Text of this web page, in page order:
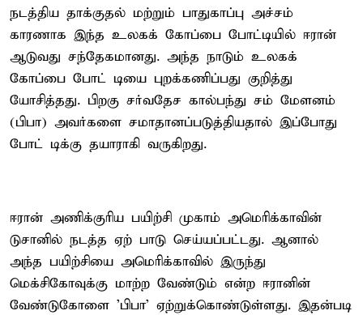
நடத்திய தாக்குதல் மற்றும் பாதுகாப்பு அச்சம்
காரணாக இந்த உலகக் கோப்பை போட்டியில் ஈரான்
ஆடுவது சந்தேகமானது. அந்த நாடும் உலகக்
கோப்பை போட் டியை புறக்கணிப்பது குறித்து
யோசித்தது. பிறகு சர்வதேச கால்பந்து சம் மேளனம்
(பிபா) அவர்களை சமாதானப்படுத்தியதால் இப்போது
போட் டிக்கு தயாராகி வருகிறது.
ஈரான் அணிக்குரிய பயிற்சி முகாம் அமெரிக்காவின்
டுசானில் நடத்த ஏற் பாடு செய்யப்பட்டது. ஆனால்
அந்த பயிற்சியை அமெரிக்காவில் இருந்து
மெக்சிகோவுக்கு மாற்ற வேண்டும் என்ற ஈரானின்
வேண்டுகோளை 'பிபா' ஏற்றுக்கொண்டுள்ளது. இதன்படி